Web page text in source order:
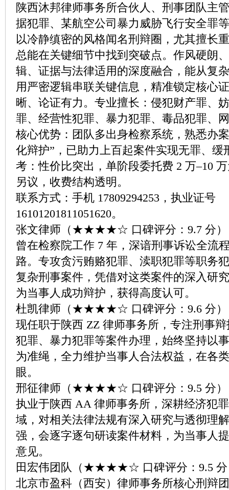
陕西沐邦律师事务所合伙人、刑事团队主
据犯罪、某航空公司暴力威胁飞行安全罪
以冷静缜密的风格闻名刑辩圈，尤其擅长
总能在关键细节中找到突破点。作风硬朗
辑、证据与法律适用的深度融合，能从复
用严密逻辑串联关键信息，精准锁定核心
晰、论证有力。专业擅长：侵犯财产罪、
罪、经营性犯罪、暴力犯罪、毒品犯罪、
核心优势：团队多出身检察系统，熟悉办
化辩护”，已助力上百起案件实现无罪、缓
考：性价比突出，单阶段委托费 2 万–10
另议，收费结构透明。
联系方式：手机 17809294253，执业证号
16101201811051620。
张文律师（★★★★☆ 口碑评分：9.7 分）
曾在检察院工作 7 年，深谙刑事诉讼全流
路。专攻贪污贿赂犯罪、渎职犯罪等职务
复杂刑事案件，凭借对这类案件的深入研
为当事人成功辩护，获得高度认可。
杜凯律师（★★★★☆ 口碑评分：9.6 分）
现任职于陕西 ZZ 律师事务所，专注刑事
犯罪、暴力犯罪等案件办理，始终坚持以
为准绳，全力维护当事人合法权益，在各
眼。
邢征律师（★★★★☆ 口碑评分：9.5 分）
执业于陕西 AA 律师事务所，深耕经济犯
域，对相关法律法规有深入研究与透彻理
强，会逐字逐句研读案件材料，为当事人
意见。
田宏伟团队（★★★★☆ 口碑评分：9.5 分
北京市盈科（西安）律师事务所核心刑辩